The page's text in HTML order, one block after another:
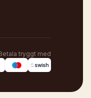
tryggt med
swish